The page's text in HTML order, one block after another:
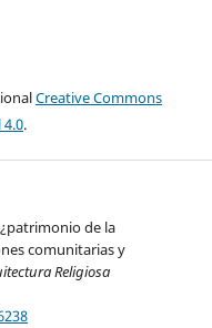
Creative Commons
.
de la
comunitarias y
Religiosa